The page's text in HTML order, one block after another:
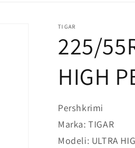
TIGAR
225/
HIGH
Pershkrimi
Marka: TIGAR
Modeli: ULTRA